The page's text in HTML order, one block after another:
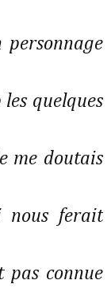
personnage
quelques
me doutais
nous ferait
pas connue